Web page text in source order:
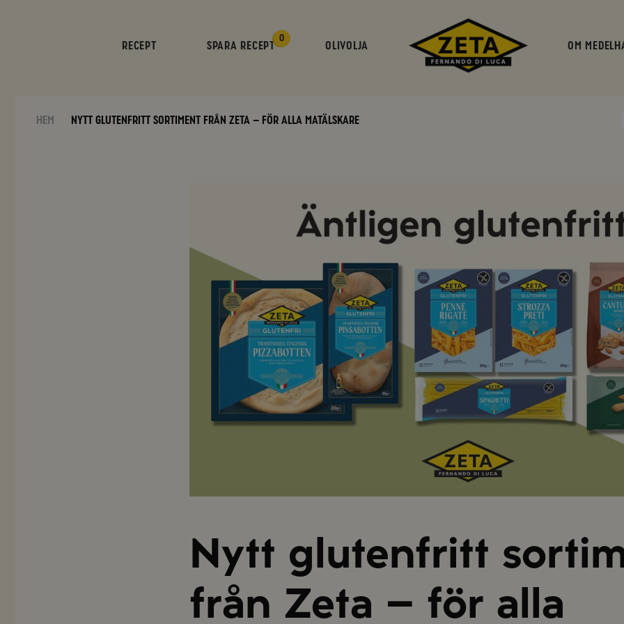
RECEPT SPARA RECEPT
0
OLIVOLJA OM
Hem Nytt glutenfritt sortiment från Zeta – för alla matälskare
Nytt glutenfritt
från Zeta – för alla